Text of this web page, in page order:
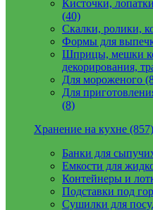
Кисточки,
(40)
Скалки, ролики,
Формы для
Шприцы, мешки
декорирования,
Для мороженого
Для
(8)
Хранение на кухне (857)
Банки для
Емкости для
Контейнеры и
Подставки под
Сушилки для